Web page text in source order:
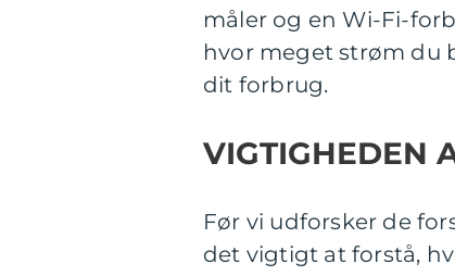
måler og en Wi-Fi-
hvor meget strøm du
dit forbrug.
VIGTIGHEDEN
Før vi udforsker de
det vigtigt at forstå,